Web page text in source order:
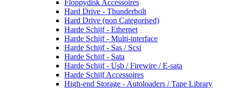
Floppydisk Accessoires
Hard Drive - Thunderbolt
Hard Drive (non Categorised)
Harde Schijf - Ethernet
Harde Schijf - Multi-interface
Harde Schijf - Sas / Scsi
Harde Schijf - Sata
Harde Schijf - Usb / Firewire / E-sata
Harde Schijf Accessoires
High-end Storage - Autoloaders / Tape Library